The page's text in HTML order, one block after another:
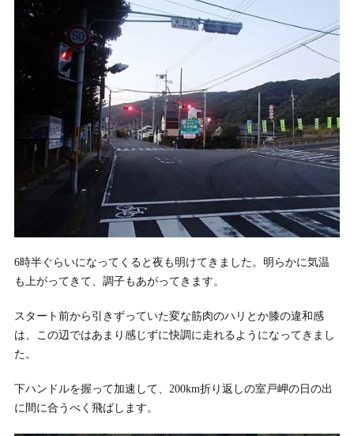
6時半ぐらいになってくると夜も明けてきました。明らかに気温
も上がってきて、調子もあがってきます。
スタート前から引きずっていた変な筋肉のハリとか膝の違和感
は、この辺ではあまり感じずに快調に走れるようになってきまし
た。
下ハンドルを握って加速して、200km折り返しの室戸岬の日の出
に間に合うべく飛ばします。